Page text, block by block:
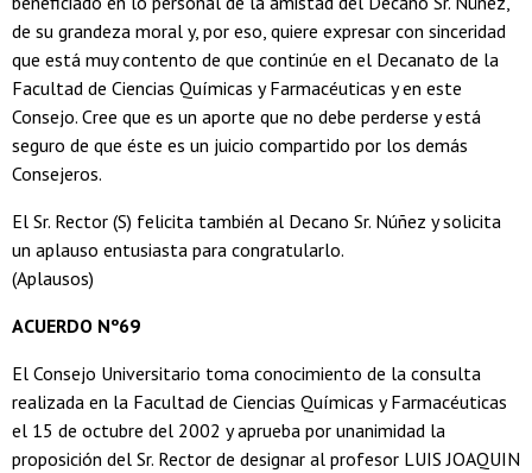
de su grandeza moral y, por eso, quiere expresar con sinceridad
que está muy contento de que continúe en el Decanato de la
Facultad de Ciencias Químicas y Farmacéuticas y en este
Consejo. Cree que es un aporte que no debe perderse y está
seguro de que éste es un juicio compartido por los demás
Consejeros.
El Sr. Rector (S) felicita también al Decano Sr. Núñez y solicita
un aplauso entusiasta para congratularlo.
(Aplausos)
ACUERDO Nº69
El Consejo Universitario toma conocimiento de la consulta
realizada en la Facultad de Ciencias Químicas y Farmacéuticas
el 15 de octubre del 2002 y aprueba por unanimidad la
proposición del Sr. Rector de designar al profesor LUIS JOAQUIN